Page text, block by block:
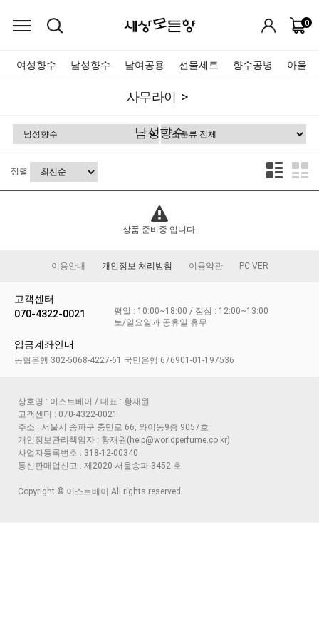
0
여성향수 남성향수 남여공용 선물세트 향수공병 아울렛
사무라이
남성향수
정렬
상품 준비중 입니다.
이용안내 개인정보 처리방침 이용약관 PC VER
고객센터
070-4322-0021
평일 : 10:00~18:00 / 점심 : 12:00~13:00
토/일요일과 공휴일 휴무
입금계좌안내
농협은행 302-5068-4227-61 국민은행 676901-01-197536
상호명 : 이스트베이 / 대표 : 황재원
고객센터 : 070-4322-0021
주소 : 서울시 송파구 충민로 66, 와이동9층 9057호
개인정보관리책임자 : 황재원(help@worldperfume.co.kr)
사업자등록번호 : 318-12-00340
통신판매업신고 : 제2020-서울송파-3452 호
Copyright © 이스트베이 All rights reserved.